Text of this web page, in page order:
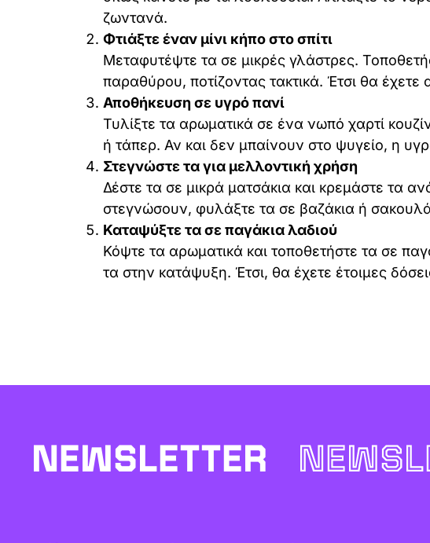
ζωντανά.
Φτιάξτε έναν μίνι κήπο στο σπίτι
Μεταφυτέψτε τα σε μικρές γλάστρες.
παραθύρου, ποτίζοντας τακτικά. Έτσι θα
Αποθήκευση σε υγρό πανί
Τυλίξτε τα αρωματικά σε ένα νωπό χαρτί
ή τάπερ. Αν και δεν μπαίνουν στο ψυγείο, η
Στεγνώστε τα για μελλοντική χρήση
Δέστε τα σε μικρά ματσάκια και κρεμάστε τα
στεγνώσουν, φυλάξτε τα σε βαζάκια ή
Καταψύξτε τα σε παγάκια λαδιού
Κόψτε τα αρωματικά και τοποθετήστε τα σε
τα στην κατάψυξη. Έτσι, θα έχετε έτοιμες
NEWSLETTER